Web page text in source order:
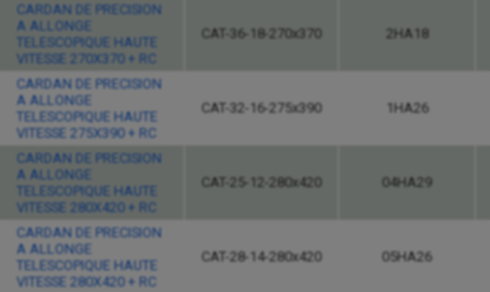
CARDAN DE PRECISION
A ALLONGE
TELESCOPIQUE HAUTE
VITESSE 270X370 + RC
CAT-36-18-270x370 2HA18
CARDAN DE PRECISION
A ALLONGE
TELESCOPIQUE HAUTE
VITESSE 275X390 + RC
CAT-32-16-275x390 1HA26
CARDAN DE PRECISION
A ALLONGE
TELESCOPIQUE HAUTE
VITESSE 280X420 + RC
CAT-25-12-280x420 04HA29
CARDAN DE PRECISION
A ALLONGE
TELESCOPIQUE HAUTE
VITESSE 280X420 + RC
CAT-28-14-280x420 05HA26